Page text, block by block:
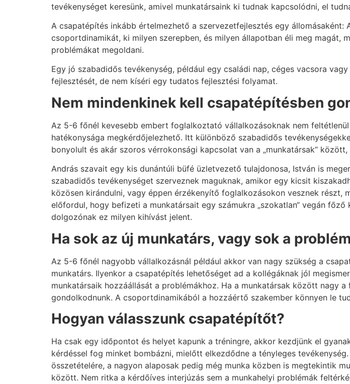
tevékenységet keresünk, amivel munkatársaink ki tudnak kapcsolódni, el
A csapatépítés inkább értelmezhető a szervezetfejlesztés egy
csoportdinamikát, ki milyen szerepben, és milyen állapotban éli meg magát,
problémákat megoldani.
Egy jó szabadidős tevékenység, például egy családi nap, céges vacsora
fejlesztését, de nem kíséri egy tudatos fejlesztési folyamat.
Nem mindenkinek kell csapatépítésben
Az 5-6 főnél kevesebb embert foglalkoztató vállalkozásoknak nem
hatékonysága megkérdőjelezhető. Itt különböző szabadidős
bonyolult és akár szoros vérrokonsági kapcsolat van a „munkatársak“
András szavait egy kis dunántúli büfé üzletvezető tulajdonosa, István is
szabadidős tevékenységet szerveznek maguknak, amikor egy kicsit
közösen kirándulni, vagy éppen érzékenyítő foglalkozásokon vesznek
előfordul, hogy befizeti a munkatársait egy számukra „szokatlan“ vegán
dolgozónak ez milyen kihívást jelent.
Ha sok az új munkatárs, vagy sok a
Az 5-6 főnél nagyobb vállalkozásnál például akkor van nagy szükség a
munkatárs. Ilyenkor a csapatépítés lehetőséget ad a kollégáknak jól
munkatársaik hozzáállását a problémákhoz. Ha a munkatársak között nagy
gondolkodnunk. A csoportdinamikából a hozzáértő szakember könnyen le
Hogyan válasszunk csapatépítőt?
Ha csak egy időpontot és helyet kapunk a tréningre, akkor kezdjünk el
kérdéssel fog minket bombázni, mielőtt elkezdődne a tényleges
összetételére, a nagyon alaposak pedig még munka közben is megtekintik
között. Nem ritka a kérdőíves interjúzás sem a munkahelyi problémák